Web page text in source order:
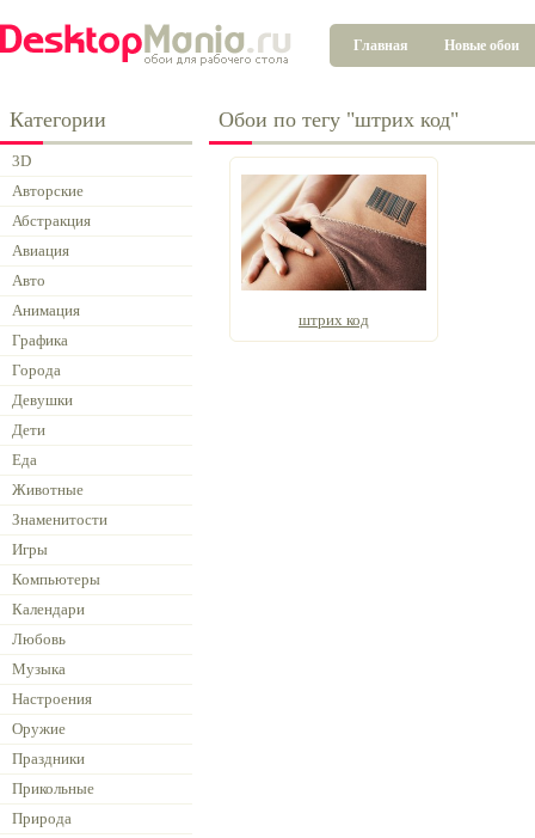
Главная Новые обои
Категории
3D
Авторские
Абстракция
Авиация
Авто
Анимация
Графика
Города
Девушки
Дети
Еда
Животные
Знаменитости
Игры
Компьютеры
Календари
Любовь
Музыка
Настроения
Оружие
Праздники
Прикольные
Природа
Обои по тегу "штрих код"
штрих код